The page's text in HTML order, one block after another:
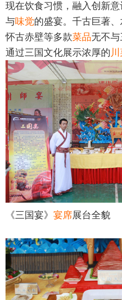
现在饮食习惯，融入创新
与味觉的盛宴。千古巨著、
怀古赤壁等多款菜品无不
通过三国文化展示浓厚的
《三国宴》宴席展台全貌